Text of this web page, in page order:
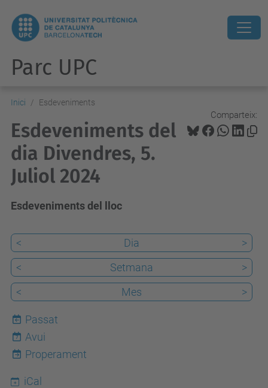
Parc UPC
Inici Esdeveniments
Comparteix:
Esdeveniments del
dia Divendres, 5.
Juliol 2024
Esdeveniments del lloc
< Dia
>
<
Setmana
>
<
Mes >
Passat
7
Avui
Properament
iCal